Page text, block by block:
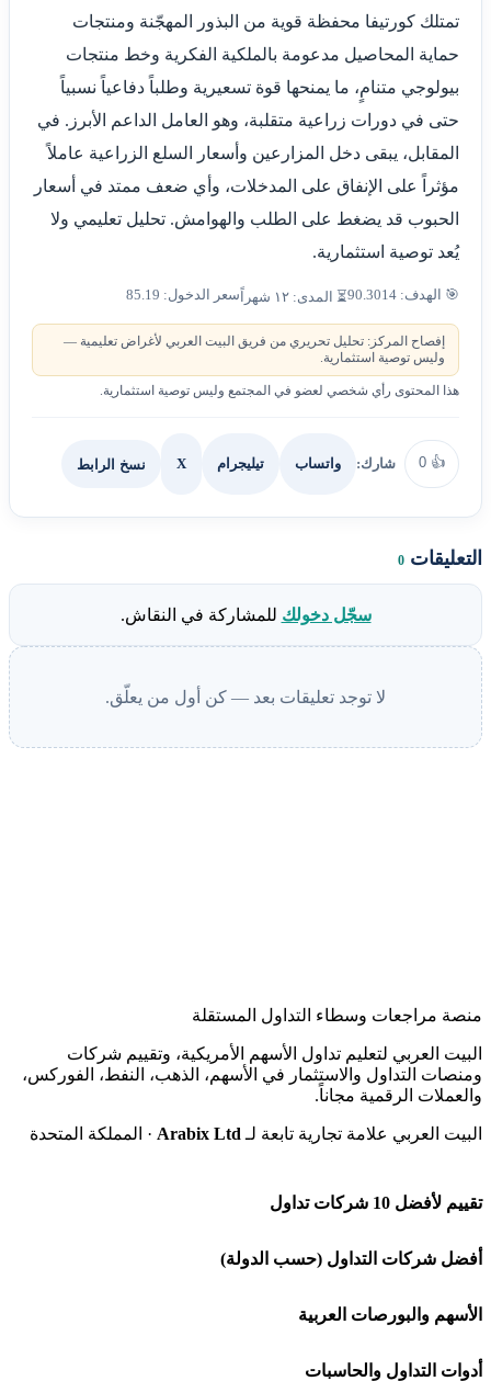
تمتلك كورتيفا محفظة قوية من البذور المهجّنة ومنتجات
حماية المحاصيل مدعومة بالملكية الفكرية وخط منتجات
بيولوجي متنامٍ، ما يمنحها قوة تسعيرية وطلباً دفاعياً نسبياً
حتى في دورات زراعية متقلبة، وهو العامل الداعم الأبرز. في
المقابل، يبقى دخل المزارعين وأسعار السلع الزراعية عاملاً
مؤثراً على الإنفاق على المدخلات، وأي ضعف ممتد في أسعار
الحبوب قد يضغط على الطلب والهوامش. تحليل تعليمي ولا
يُعد توصية استثمارية.
🎯 الهدف: 90.3014 ⏳ المدى: ١٢ شهراً سعر الدخول: 85.19
إفصاح المركز: تحليل تحريري من فريق البيت العربي لأغراض تعليمية —
وليس توصية استثمارية.
هذا المحتوى رأي شخصي لعضو في المجتمع وليس توصية استثمارية.
👍
0 شارك: واتساب تيليجرام X نسخ الرابط
التعليقات 0
سجّل دخولك للمشاركة في النقاش.
لا توجد تعليقات بعد — كن أول من يعلّق.
منصة مراجعات وسطاء التداول المستقلة
البيت العربي لتعليم تداول الأسهم الأمريكية، وتقييم شركات
ومنصات التداول والاستثمار في الأسهم، الذهب، النفط، الفوركس،
والعملات الرقمية مجاناً.
البيت العربي علامة تجارية تابعة لـ Arabix Ltd · المملكة المتحدة
تقييم لأفضل 10 شركات تداول
شركة Capital.com
افاتريد AvaTrade
اكسنس Exness
أفضل شركات التداول (حسب الدولة)
شركات تداول في السعودية
شركات تداول في الإمارات
الأسهم والبورصات العربية
🌍 كل البورصات العربية
أدوات التداول والحاسبات